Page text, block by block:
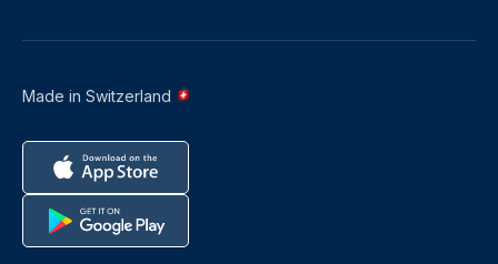
Made in Switzerland